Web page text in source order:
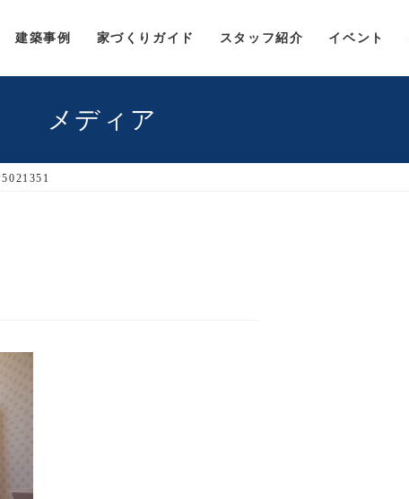
建築事例 家づくりガイド スタッフ紹介 イベント
メディア